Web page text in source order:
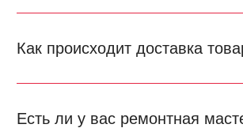
Как происходит доставка
Есть ли у вас ремонтная